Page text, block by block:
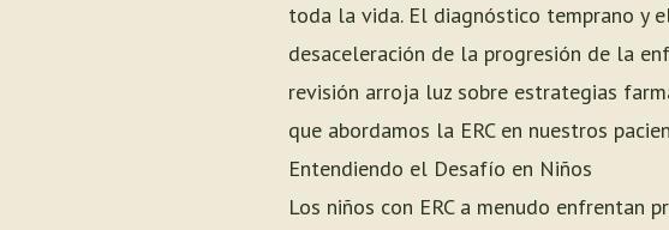
toda la vida. El diagnóstico temprano y
desaceleración de la progresión de la
revisión arroja luz sobre estrategias
que abordamos la ERC en nuestros
Entendiendo el Desafío en Niños
Los niños con ERC a menudo